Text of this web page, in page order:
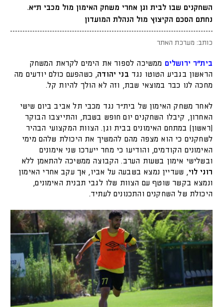
השחקנים שבו לבית וגן אחרי משחק האימון מול מכבי ת״א.
נחתם הסכם הקיצוץ מול הנהלת המועדון
כותב: מערכת האתר
בית"ר ירושלים ממשיכה לספור את הימים לקראת המשחק
הראשון בגביע הטוטו נגד בני יהודה, כשהפעם כולם יודעים מה
מחכה לנו כבר במוצאי שבת, וזה לא הולך להיות קל.
לאחר משחק האימון של בית"ר נגד מכבי תל אביב ביום שישי
האחרון, קיבלו השחקנים יום חופש בשבת, והתייצבו הבוקר
(ראשון) במתחם האימונים בבית וגן. הצוות המקצועי הבהיר
לשחקנים כי הוא מצפה מהם להמשיך את היכולת שלהם מימי
האימונים הקודמים, והודיעו כי מחר ייערכו שני אימונים
ובשלישי אימון בשעות הערב. הקבוצה ממשיכה להתאמן ללא
רוני לוי, שעדיין נמצא בשבעה על אביו, אך עקב אחרי האימון
ונמצא בקשר שוטף עם הצוות שלו לגבי תבנית האימונים,
היכולת של השחקנים והתכנונים לעתיד.